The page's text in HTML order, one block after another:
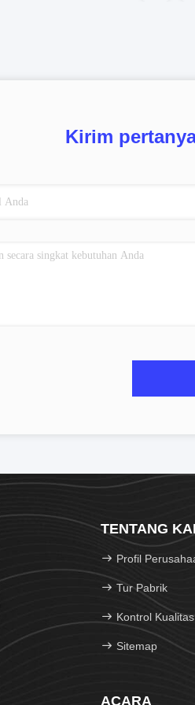
Kirim
TENTANG
Profil
Tur Pabrik
Kontrol Kualitas
Sitemap
ACARA